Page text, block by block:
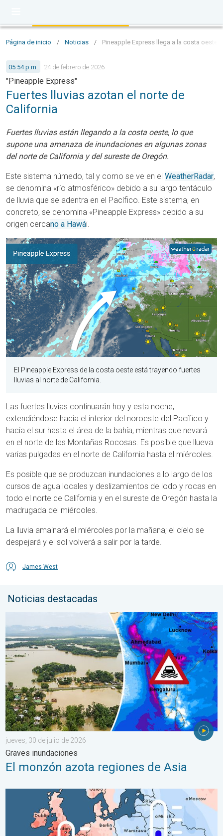
Página de inicio / Noticias / Pineapple Express llega a la costa oeste
05:54 p.m. 24 de febrero de 2026
"Pineapple Express"
Fuertes lluvias azotan el norte de
California
Fuertes lluvias están llegando a la costa oeste, lo que
supone una amenaza de inundaciones en algunas zonas
del norte de California y del sureste de Oregón.
Este sistema húmedo, tal y como se ve en el WeatherRadar,
se denomina «río atmosférico» debido a su largo tentáculo
de lluvia que se adentra en el Pacífico. Este sistema, en
concreto, se denomina «Pineapple Express» debido a su
origen cercano a Hawái.
El Pineapple Express de la costa oeste está trayendo fuertes
lluvias al norte de California.
Las fuertes lluvias continuarán hoy y esta noche,
extendiéndose hacia el interior del noroeste del Pacífico y
hacia el sur hasta el área de la bahía, mientras que nevará
en el norte de las Montañas Rocosas. Es posible que llueva
varias pulgadas en el norte de California hasta el miércoles.
Es posible que se produzcan inundaciones a lo largo de los
cursos de agua locales y deslizamientos de lodo y rocas en
todo el norte de California y en el sureste de Oregón hasta la
madrugada del miércoles.
La lluvia amainará el miércoles por la mañana; el cielo se
despejará y el sol volverá a salir por la tarde.
James West
Noticias destacadas
El monzón azota regiones de Asia. Graves inundaciones. . .
jueves, 30 de julio de 2026
Graves inundaciones
El monzón azota regiones de Asia
Las dos caras de Europa. Contrastes meteorológicos. . .